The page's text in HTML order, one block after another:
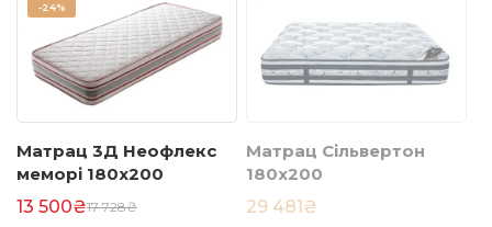
-24%
Матрац 3Д Неофлекс
меморі 180х200
13 500₴17 728₴
Матрац Сільвертон
180х200
29 481₴